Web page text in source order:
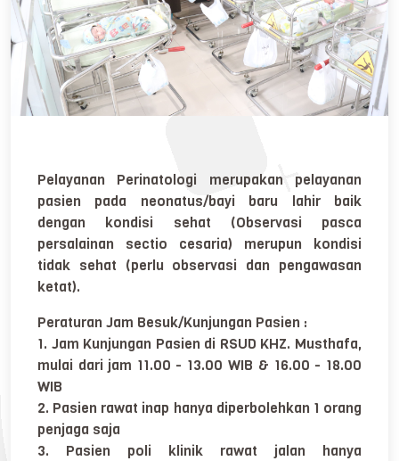
Pelayanan Perinatologi merupakan pelayanan
pasien pada neonatus/bayi baru lahir baik
dengan kondisi sehat (Observasi pasca
persalainan sectio cesaria) merupun kondisi
tidak sehat (perlu observasi dan pengawasan
ketat).
Peraturan Jam Besuk/Kunjungan Pasien :
1. Jam Kunjungan Pasien di RSUD KHZ. Musthafa,
mulai dari jam 11.00 - 13.00 WIB & 16.00 - 18.00
WIB
2. Pasien rawat inap hanya diperbolehkan 1 orang
penjaga saja
3. Pasien poli klinik rawat jalan hanya